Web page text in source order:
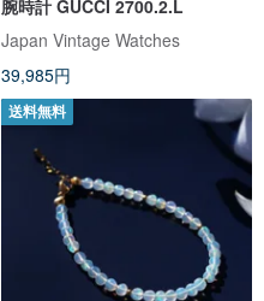
腕時計 GUCCI 2700.2.L
Japan Vintage Watches
39,985円
送料無料